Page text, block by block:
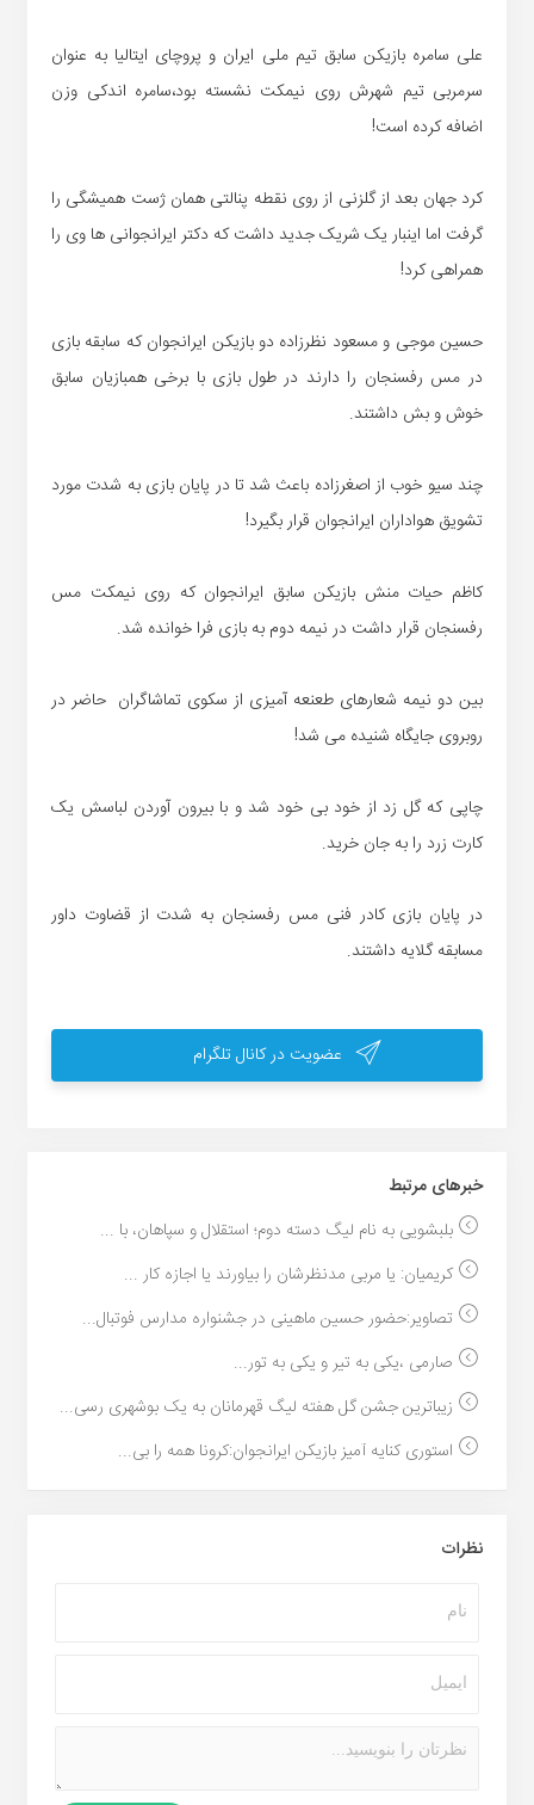
علی سامره بازیکن سابق تیم ملی ایران و پروچای ایتالیا به عنوان
سرمربی تیم شهرش روی نیمکت نشسته بود،سامره اندکی وزن
اضافه کرده است!
کرد جهان بعد از گلزنی از روی نقطه پنالتی همان ژست همیشگی را
گرفت اما اینبار یک شریک جدید داشت که دکتر ایرانجوانی ها وی را
همراهی کرد!
حسین موجی و مسعود نظرزاده دو بازیکن ایرانجوان که سابقه بازی
در مس رفسنجان را دارند در طول بازی با برخی همبازیان سابق
خوش و بش داشتند.
چند سیو خوب از اصغرزاده باعث شد تا در پایان بازی به شدت مورد
تشویق هواداران ایرانجوان قرار بگیرد!
کاظم حیات منش بازیکن سابق ایرانجوان که روی نیمکت مس
رفسنجان قرار داشت در نیمه دوم به بازی فرا خوانده شد.
بین دو نیمه شعارهای طعنعه آمیزی از سکوی تماشاگران حاضر در
روبروی جایگاه شنیده می شد!
چاپی که گل زد از خود بی خود شد و با بیرون آوردن لباسش یک
کارت زرد را به جان خرید.
در پایان بازی کادر فنی مس رفسنجان به شدت از قضاوت داور
مسابقه گلایه داشتند.
عضویت در کانال تلگرام
خبر‌های مرتبط
بلبشویی به نام لیگ دسته دوم؛ استقلال و سپاهان، با ...
کریمیان: یا مربی مدنظرشان را بیاورند یا اجازه کار ...
تصاویر:حضور حسین ماهینی در جشنواره مدارس فوتبال...
صارمی ،یکی به تیر و یکی به تور...
زیباترین جشن گل هفته لیگ قهرمانان به یک بوشهری رسی...
استوری کنایه آمیز بازیکن ایرانجوان:کرونا همه را بی...
نظرات